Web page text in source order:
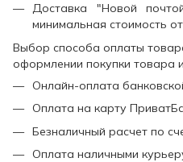
Доставка "Новой
минимальная стоимость
Выбор способа оплаты
оформлении покупки товара
Онлайн-оплата
Оплата на карту
Безналичный расчет по
Оплата наличными